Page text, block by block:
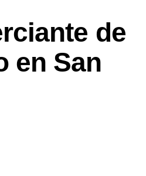
de
en San